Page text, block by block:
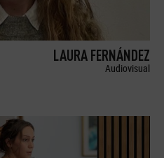
LAURA FERNÁNDEZ
Audiovisual